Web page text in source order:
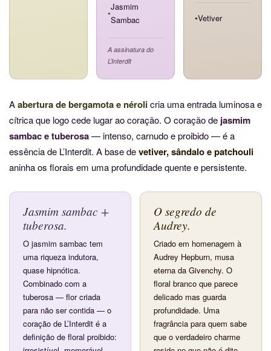
●
Jasmim
Sambac
A assinatura do
L’Interdit
●Vetiver
Aabertura de bergamota e nérolicria uma entrada luminosa e
cítrica que logo cede lugar ao coração. O coração de jasmim
sambac e tuberosa— intenso, carnudo e proibido — é a
essência de L’Interdit. A base devetiver, sândalo e patchouli
aninha os florais em uma profundidade quente e persistente.
Jasmim sambac +
tuberosa.
O jasmim sambac tem
uma riqueza indutora,
quase hipnótica.
Combinado com a
tuberosa — flor criada
para não ser contida — o
coração de L’Interdit é a
definição de floral proibido:
O segredo de
Audrey.
Criado em homenagem à
Audrey Hepburn, musa
eterna da Givenchy. O
floral branco que parece
delicado mas guarda
profundidade. Uma
fragrância para quem sabe
que o verdadeiro charme